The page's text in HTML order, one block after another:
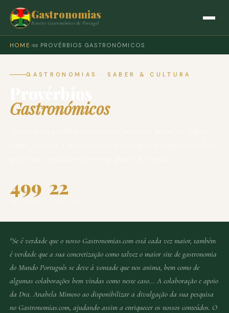
Gastronomias
Roteiro Gastronómico de Portugal
HOME ›📜 PROVÉRBIOS GASTRONÓMICOS
GASTRONOMIAS · SABER & CULTURA
Gastronómicos
499 22
"Se é verdade que o nosso Gastronomias.com está cada vez maior, também
é verdade que a sua concretização como talvez o maior site de gastronomia
do Mundo Português se deve à vontade que nos anima, bem como de
algumas colaborações bem vindas como neste caso... A colaboração e apoio
da Dra. Anabela Mimoso ao disponibilizar a divulgação da sua pesquisa
no Gastronomias.com, ajudando assim a enriquecer os nossos conteúdos. O